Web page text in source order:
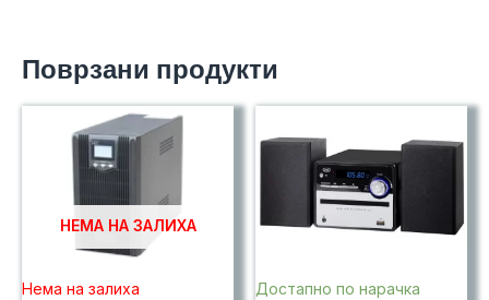
Поврзани продукти
НЕМА НА ЗАЛИХА
Нема на залиха Достапно по нарачка